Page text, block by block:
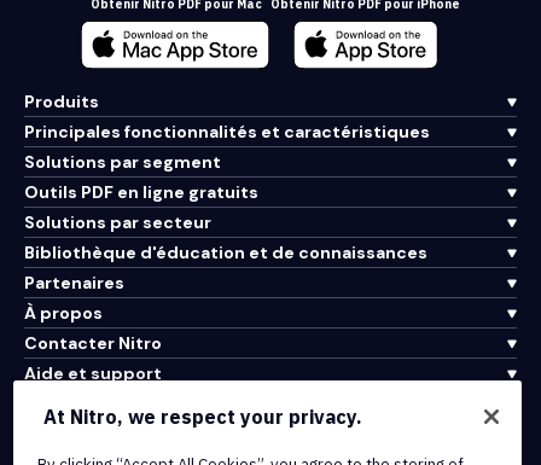
Obtenir Nitro PDF pour Mac Obtenir Nitro PDF pour iPhone
Produits
Principales fonctionnalités et caractéristiques
Solutions par segment
Outils PDF en ligne gratuits
Solutions par secteur
Bibliothèque d'éducation et de connaissances
Partenaires
À propos
Contacter Nitro
Aide et support
At Nitro, we respect your privacy.